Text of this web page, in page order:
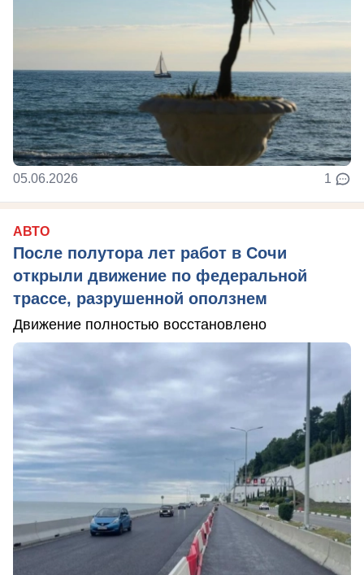
05.06.2026 1
АВТО
После полутора лет работ в Сочи
открыли движение по федеральной
трассе, разрушенной оползнем
Движение полностью восстановлено